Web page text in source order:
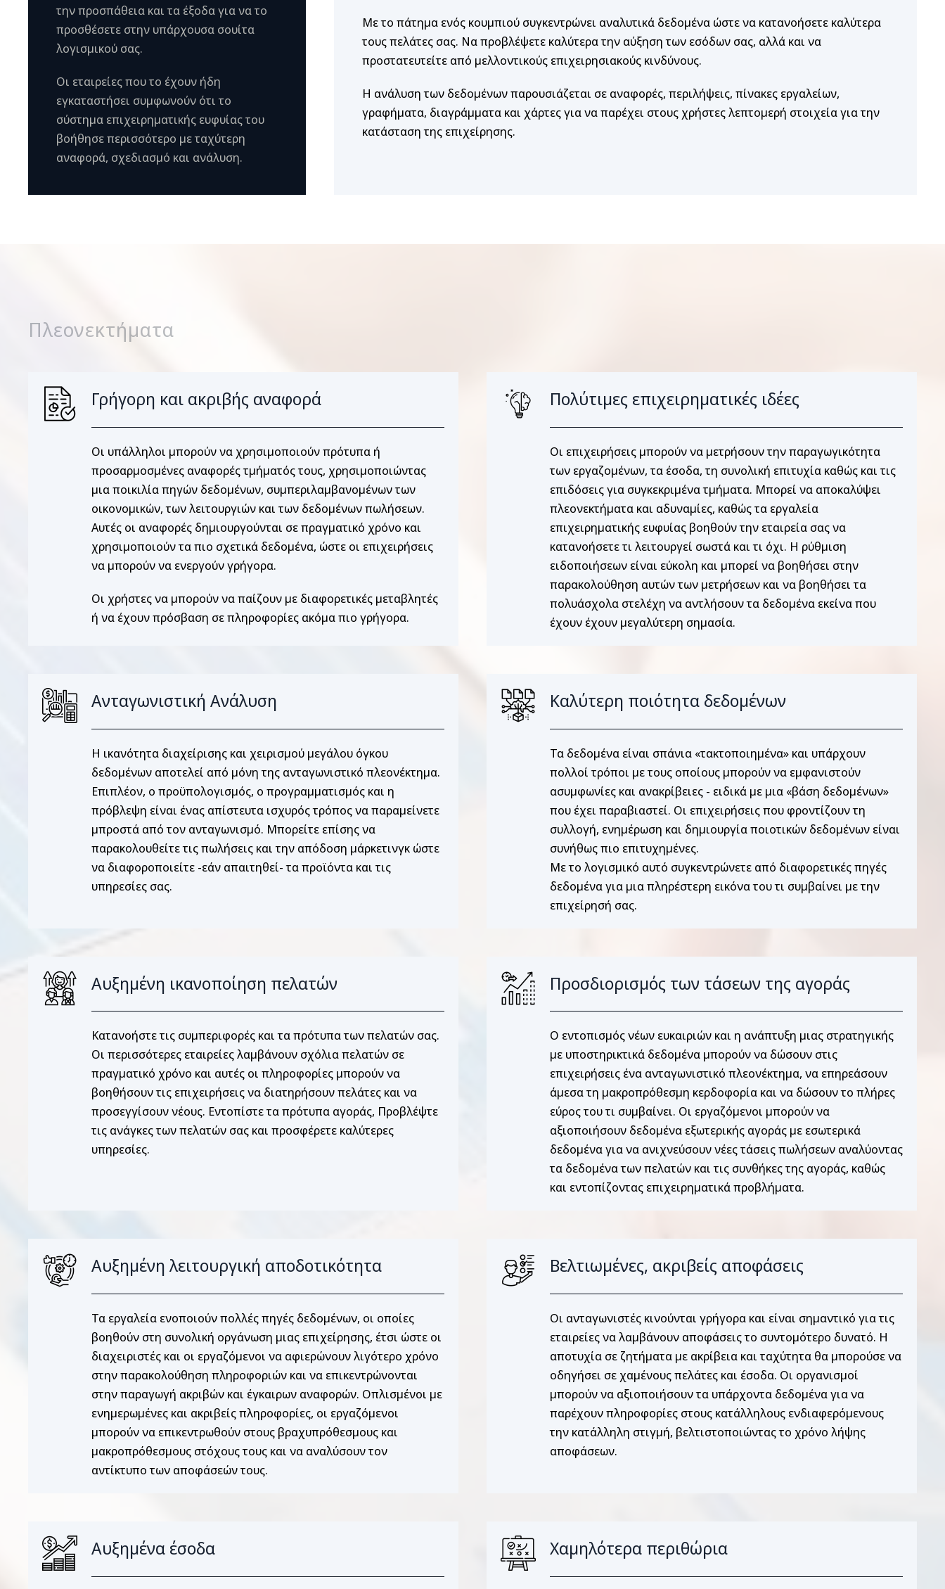
την προσπάθεια και τα έξοδα για να το
προσθέσετε στην υπάρχουσα σουίτα
λογισμικού σας.
Οι εταιρείες που το έχουν ήδη
εγκαταστήσει συμφωνούν ότι το
σύστημα επιχειρηματικής ευφυίας του
βοήθησε περισσότερο με ταχύτερη
αναφορά, σχεδιασμό και ανάλυση.
Με το πάτημα ενός κουμπιού συγκεντρώνει αναλυτικά δεδομένα ώστε να κατανοήσετε καλύτερα
τους πελάτες σας. Να προβλέψετε καλύτερα την αύξηση των εσόδων σας, αλλά και να
προστατευτείτε από μελλοντικούς επιχειρησιακούς κινδύνους.
Η ανάλυση των δεδομένων παρουσιάζεται σε αναφορές, περιλήψεις, πίνακες εργαλείων,
γραφήματα, διαγράμματα και χάρτες για να παρέχει στους χρήστες λεπτομερή στοιχεία για την
κατάσταση της επιχείρησης.
Πλεονεκτήματα
Γρήγορη και ακριβής αναφορά
Οι υπάλληλοι μπορούν να χρησιμοποιούν πρότυπα ή
προσαρμοσμένες αναφορές τμήματός τους, χρησιμοποιώντας
μια ποικιλία πηγών δεδομένων, συμπεριλαμβανομένων των
οικονομικών, των λειτουργιών και των δεδομένων πωλήσεων.
Αυτές οι αναφορές δημιουργούνται σε πραγματικό χρόνο και
χρησιμοποιούν τα πιο σχετικά δεδομένα, ώστε οι επιχειρήσεις
να μπορούν να ενεργούν γρήγορα.
Οι χρήστες να μπορούν να παίζουν με διαφορετικές μεταβλητές
ή να έχουν πρόσβαση σε πληροφορίες ακόμα πιο γρήγορα.
Πολύτιμες επιχειρηματικές ιδέες
Οι επιχειρήσεις μπορούν να μετρήσουν την παραγωγικότητα
των εργαζομένων, τα έσοδα, τη συνολική επιτυχία καθώς και τις
επιδόσεις για συγκεκριμένα τμήματα. Μπορεί να αποκαλύψει
πλεονεκτήματα και αδυναμίες, καθώς τα εργαλεία
επιχειρηματικής ευφυίας βοηθούν την εταιρεία σας να
κατανοήσετε τι λειτουργεί σωστά και τι όχι. Η ρύθμιση
ειδοποιήσεων είναι εύκολη και μπορεί να βοηθήσει στην
παρακολούθηση αυτών των μετρήσεων και να βοηθήσει τα
πολυάσχολα στελέχη να αντλήσουν τα δεδομένα εκείνα που
έχουν έχουν μεγαλύτερη σημασία.
Ανταγωνιστική Ανάλυση
Η ικανότητα διαχείρισης και χειρισμού μεγάλου όγκου
δεδομένων αποτελεί από μόνη της ανταγωνιστικό πλεονέκτημα.
Επιπλέον, ο προϋπολογισμός, ο προγραμματισμός και η
πρόβλεψη είναι ένας απίστευτα ισχυρός τρόπος να παραμείνετε
μπροστά από τον ανταγωνισμό. Μπορείτε επίσης να
παρακολουθείτε τις πωλήσεις και την απόδοση μάρκετινγκ ώστε
να διαφοροποιείτε -εάν απαιτηθεί- τα προϊόντα και τις
υπηρεσίες σας.
Καλύτερη ποιότητα δεδομένων
Τα δεδομένα είναι σπάνια «τακτοποιημένα» και υπάρχουν
πολλοί τρόποι με τους οποίους μπορούν να εμφανιστούν
ασυμφωνίες και ανακρίβειες - ειδικά με μια «βάση δεδομένων»
που έχει παραβιαστεί. Οι επιχειρήσεις που φροντίζουν τη
συλλογή, ενημέρωση και δημιουργία ποιοτικών δεδομένων είναι
συνήθως πιο επιτυχημένες.
Με το λογισμικό αυτό συγκεντρώνετε από διαφορετικές πηγές
δεδομένα για μια πληρέστερη εικόνα του τι συμβαίνει με την
επιχείρησή σας.
Αυξημένη ικανοποίηση πελατών
Κατανοήστε τις συμπεριφορές και τα πρότυπα των πελατών σας.
Οι περισσότερες εταιρείες λαμβάνουν σχόλια πελατών σε
πραγματικό χρόνο και αυτές οι πληροφορίες μπορούν να
βοηθήσουν τις επιχειρήσεις να διατηρήσουν πελάτες και να
προσεγγίσουν νέους. Εντοπίστε τα πρότυπα αγοράς, Προβλέψτε
τις ανάγκες των πελατών σας και προσφέρετε καλύτερες
υπηρεσίες.
Προσδιορισμός των τάσεων της αγοράς
Ο εντοπισμός νέων ευκαιριών και η ανάπτυξη μιας στρατηγικής
με υποστηρικτικά δεδομένα μπορούν να δώσουν στις
επιχειρήσεις ένα ανταγωνιστικό πλεονέκτημα, να επηρεάσουν
άμεσα τη μακροπρόθεσμη κερδοφορία και να δώσουν το πλήρες
εύρος του τι συμβαίνει. Οι εργαζόμενοι μπορούν να
αξιοποιήσουν δεδομένα εξωτερικής αγοράς με εσωτερικά
δεδομένα για να ανιχνεύσουν νέες τάσεις πωλήσεων αναλύοντας
τα δεδομένα των πελατών και τις συνθήκες της αγοράς, καθώς
και εντοπίζοντας επιχειρηματικά προβλήματα.
Αυξημένη λειτουργική αποδοτικότητα
Τα εργαλεία ενοποιούν πολλές πηγές δεδομένων, οι οποίες
βοηθούν στη συνολική οργάνωση μιας επιχείρησης, έτσι ώστε οι
διαχειριστές και οι εργαζόμενοι να αφιερώνουν λιγότερο χρόνο
στην παρακολούθηση πληροφοριών και να επικεντρώνονται
στην παραγωγή ακριβών και έγκαιρων αναφορών. Οπλισμένοι με
ενημερωμένες και ακριβείς πληροφορίες, οι εργαζόμενοι
μπορούν να επικεντρωθούν στους βραχυπρόθεσμους και
μακροπρόθεσμους στόχους τους και να αναλύσουν τον
αντίκτυπο των αποφάσεών τους.
Βελτιωμένες, ακριβείς αποφάσεις
Οι ανταγωνιστές κινούνται γρήγορα και είναι σημαντικό για τις
εταιρείες να λαμβάνουν αποφάσεις το συντομότερο δυνατό. Η
αποτυχία σε ζητήματα με ακρίβεια και ταχύτητα θα μπορούσε να
οδηγήσει σε χαμένους πελάτες και έσοδα. Οι οργανισμοί
μπορούν να αξιοποιήσουν τα υπάρχοντα δεδομένα για να
παρέχουν πληροφορίες στους κατάλληλους ενδιαφερόμενους
την κατάλληλη στιγμή, βελτιστοποιώντας το χρόνο λήψης
αποφάσεων.
Αυξημένα έσοδα Χαμηλότερα περιθώρια